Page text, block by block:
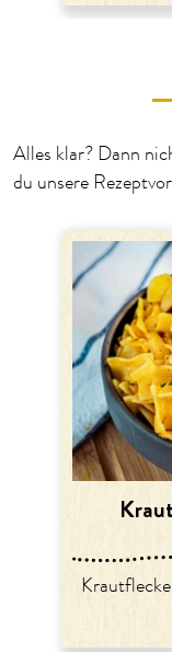
Alles klar? Dann
du unsere